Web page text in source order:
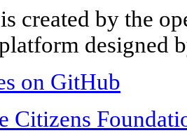
created by the
designed
on GitHub
Citizens